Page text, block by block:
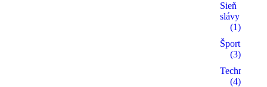
Sieň
slávy
(1)
Šport
(3)
Technika
(4)